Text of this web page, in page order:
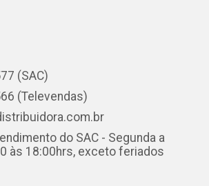
(SAC)
(Televendas)
do SAC - Segunda a
às 18:00hrs, exceto feriados